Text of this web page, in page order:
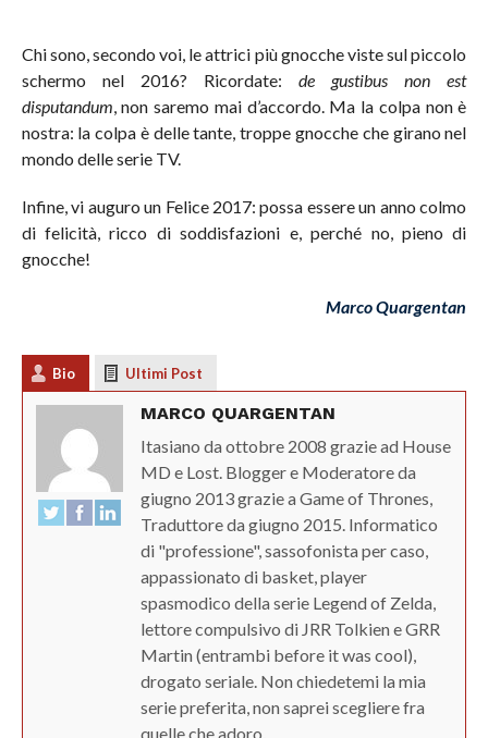
Chi sono, secondo voi, le attrici più gnocche viste sul piccolo
schermo nel 2016? Ricordate:de gustibus non est
disputandum , non saremo mai d’accordo. Ma la colpa non è
nostra: la colpa è delle tante, troppe gnocche che girano nel
mondo delle serie TV.
Infine, vi auguro un Felice 2017: possa essere un anno colmo
di felicità, ricco di soddisfazioni e, perché no, pieno di
gnocche!
Marco Quargentan
Bio Ultimi Post
MARCO QUARGENTAN
Itasiano da ottobre 2008 grazie ad House
MD e Lost. Blogger e Moderatore da
giugno 2013 grazie a Game of Thrones,
Traduttore da giugno 2015. Informatico
di "professione", sassofonista per caso,
appassionato di basket, player
spasmodico della serie Legend of Zelda,
lettore compulsivo di JRR Tolkien e GRR
Martin (entrambi before it was cool),
drogato seriale. Non chiedetemi la mia
serie preferita, non saprei scegliere fra
quelle che adoro.